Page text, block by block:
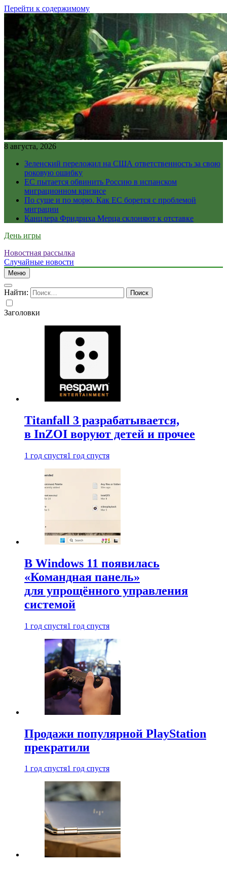
Перейти к содержимому
8 августа, 2026
Зеленский переложил на США ответственность за свою
роковую ошибку
ЕС пытается обвинить Россию в испанском
миграционном кризисе
По суше и по морю. Как ЕС борется с проблемой
миграции
Канцлера Фридриха Мерца склоняют к отставке
День игры
Новостная рассылка
Случайные новости
Меню
Найти:
Заголовки
Titanfall 3 разрабатывается,
в InZOI воруют детей и прочее
1 год спустя1 год спустя
В Windows 11 появилась
«Командная панель»
для упрощённого управления
системой
1 год спустя1 год спустя
Продажи популярной PlayStation
прекратили
1 год спустя1 год спустя